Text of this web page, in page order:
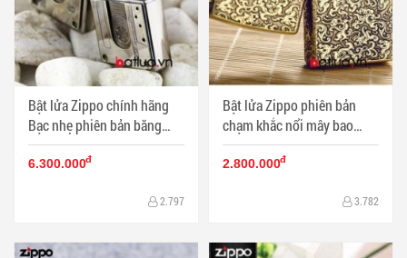
Bật lửa Zippo chính hãng
Bạc nhẹ phiên bản băng
cassette 1932 - Mã SP:
BL00449
6.300.000đ
2.797
Bật lửa Zippo phiên bản
chạm khắc nổi mây bao
quanh - Mã SP: ZPC2443-
254
2.800.000đ
3.782